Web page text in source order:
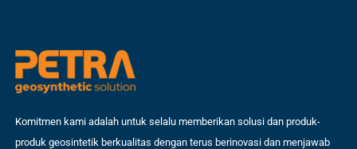
Komitmen kami adalah untuk selalu memberikan solusi dan produk-
produk geosintetik berkualitas dengan terus berinovasi dan menjawab